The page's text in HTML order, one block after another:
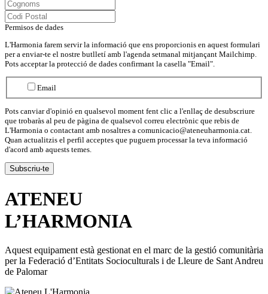
Permisos de dades
L'Harmonia farem servir la informació que ens proporcionis en aquest formulari
per a enviar-te el nostre butlletí amb l'agenda setmanal mitjançant Mailchimp.
Pots acceptar la protecció de dades confirmant la casella "Email".
Email
Pots canviar d'opinió en qualsevol moment fent clic a l'enllaç de desubscriure
que trobaràs al peu de pàgina de qualsevol correu electrònic que rebis de
L'Harmonia o contactant amb nosaltres a comunicacio@ateneuharmonia.cat.
Quan actualitzis el perfil acceptes que puguem processar la teva informació
d'acord amb aquests temes.
ATENEU
L’HARMONIA
Aquest equipament està gestionat en el marc de la gestió comunitària
per la Federació d’Entitats Socioculturals i de Lleure de Sant Andreu
de Palomar